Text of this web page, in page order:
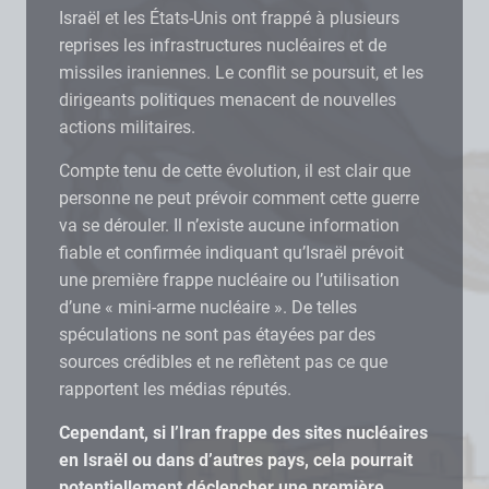
Israël et les États-Unis ont frappé à plusieurs
reprises les infrastructures nucléaires et de
missiles iraniennes. Le conflit se poursuit, et les
dirigeants politiques menacent de nouvelles
actions militaires.
Compte tenu de cette évolution, il est clair que
personne ne peut prévoir comment cette guerre
va se dérouler. Il n’existe aucune information
fiable et confirmée indiquant qu’Israël prévoit
une première frappe nucléaire ou l’utilisation
d’une « mini-arme nucléaire ». De telles
spéculations ne sont pas étayées par des
sources crédibles et ne reflètent pas ce que
rapportent les médias réputés.
Cependant, si l’Iran frappe des sites nucléaires
en Israël ou dans d’autres pays, cela pourrait